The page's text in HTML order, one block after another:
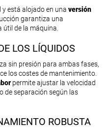
está alojado en una versión
garantiza una
de la máquina.
LOS LÍQUIDOS
sin presión para ambas fases,
los costes de mantenimiento.
permite ajustar la velocidad
de separación según las
ROBUSTA